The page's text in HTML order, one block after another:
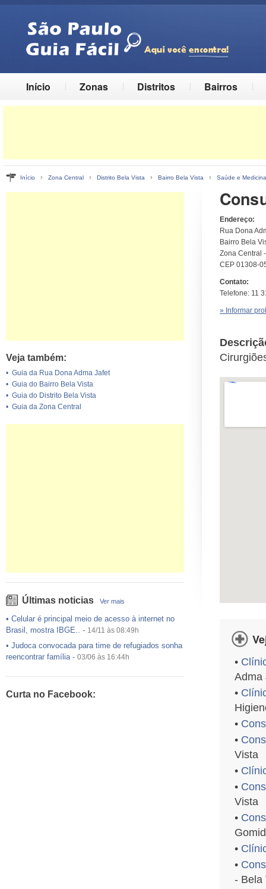
Início Zonas Distritos Bairros
Início › Zona Central › Distrito Bela Vista › Bairro Bela Vista › Saúde e Medicina
Veja também:
• Guia da Rua Dona Adma Jafet
• Guia do Bairro Bela Vista
• Guia do Distrito Bela Vista
• Guia da Zona Central
Últimas noticias Ver mais
• Celular é principal meio de acesso à internet no
Brasil, mostra IBGE.. - 14/11 às 08:49h
• Judoca convocada para time de refugiados sonha
reencontrar família- 03/06 às 16:44h
•Exército egípcio diz que encontrou destroços de
Curta no Facebook:
Endereço:
Rua Dona
Bairro Bela
Zona Central
CEP 01308-
Contato:
Telefone: 11
» Informar
•
Adma
•
•
•
Vista
•
•
Vista
•
•
•
- Bela